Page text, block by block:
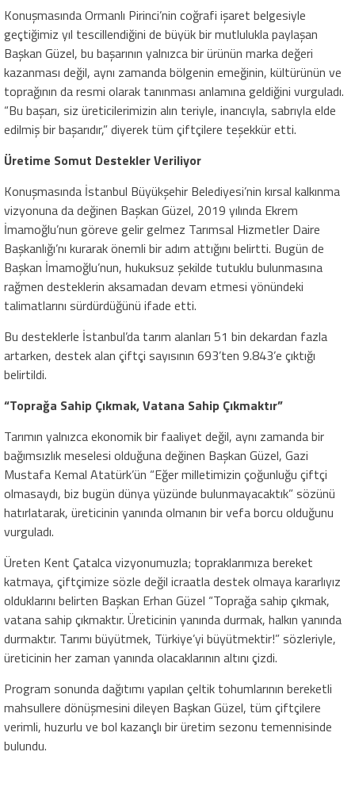
Konuşmasında Ormanlı Pirinci’nin coğrafi işaret belgesiyle
geçtiğimiz yıl tescillendiğini de büyük bir mutlulukla paylaşan
Başkan Güzel, bu başarının yalnızca bir ürünün marka değeri
kazanması değil, aynı zamanda bölgenin emeğinin, kültürünün ve
toprağının da resmi olarak tanınması anlamına geldiğini vurguladı.
“Bu başarı, siz üreticilerimizin alın teriyle, inancıyla, sabrıyla elde
edilmiş bir başarıdır,” diyerek tüm çiftçilere teşekkür etti.
Üretime Somut Destekler Veriliyor
Konuşmasında İstanbul Büyükşehir Belediyesi’nin kırsal kalkınma
vizyonuna da değinen Başkan Güzel, 2019 yılında Ekrem
İmamoğlu’nun göreve gelir gelmez Tarımsal Hizmetler Daire
Başkanlığı’nı kurarak önemli bir adım attığını belirtti. Bugün de
Başkan İmamoğlu’nun, hukuksuz şekilde tutuklu bulunmasına
rağmen desteklerin aksamadan devam etmesi yönündeki
talimatlarını sürdürdüğünü ifade etti.
Bu desteklerle İstanbul’da tarım alanları 51 bin dekardan fazla
artarken, destek alan çiftçi sayısının 693’ten 9.843’e çıktığı
belirtildi.
“Toprağa Sahip Çıkmak, Vatana Sahip Çıkmaktır”
Tarımın yalnızca ekonomik bir faaliyet değil, aynı zamanda bir
bağımsızlık meselesi olduğuna değinen Başkan Güzel, Gazi
Mustafa Kemal Atatürk’ün “Eğer milletimizin çoğunluğu çiftçi
olmasaydı, biz bugün dünya yüzünde bulunmayacaktık” sözünü
hatırlatarak, üreticinin yanında olmanın bir vefa borcu olduğunu
vurguladı.
Üreten Kent Çatalca vizyonumuzla; topraklarımıza bereket
katmaya, çiftçimize sözle değil icraatla destek olmaya kararlıyız
olduklarını belirten Başkan Erhan Güzel “Toprağa sahip çıkmak,
vatana sahip çıkmaktır. Üreticinin yanında durmak, halkın yanında
durmaktır. Tarımı büyütmek, Türkiye’yi büyütmektir!” sözleriyle,
üreticinin her zaman yanında olacaklarının altını çizdi.
Program sonunda dağıtımı yapılan çeltik tohumlarının bereketli
mahsullere dönüşmesini dileyen Başkan Güzel, tüm çiftçilere
verimli, huzurlu ve bol kazançlı bir üretim sezonu temennisinde
bulundu.